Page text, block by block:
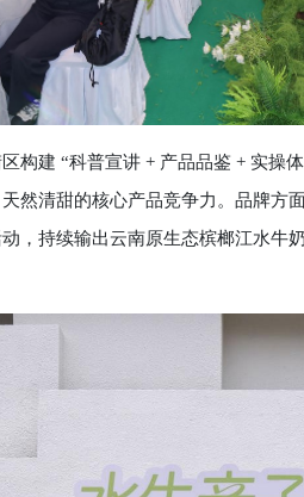
建 “科普宣讲 + 产品品鉴 + 实操
然清甜的核心产品竞争力。品牌方
，持续输出云南原生态槟榔江水牛